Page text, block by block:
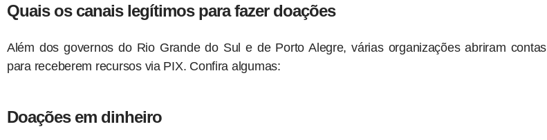
Quais os canais legítimos para fazer doações
Além dos governos do Rio Grande do Sul e de Porto Alegre, várias organizações abriram contas
para receberem recursos via PIX. Confira algumas:
Doações em dinheiro